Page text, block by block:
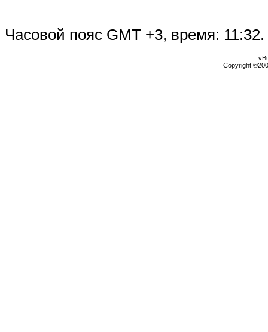
Часовой пояс GMT +3, время: 11:32.
Copyright